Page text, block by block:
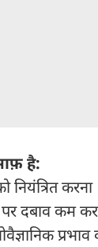
है:
करना
पर दबाव कम
प्रभाव